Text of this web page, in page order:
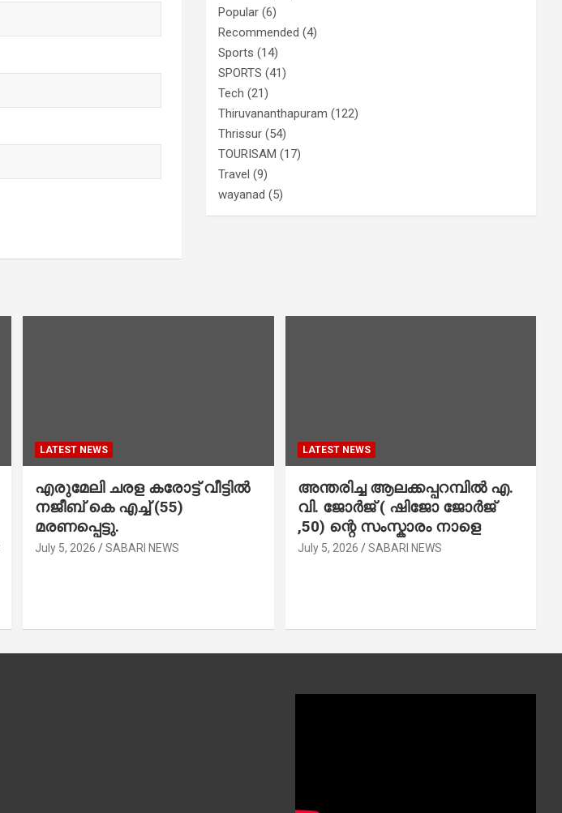
Popular (6)
Recommended (4)
Sports (14)
SPORTS (41)
Tech (21)
Thiruvananthapuram (122)
Thrissur (54)
TOURISAM (17)
Travel (9)
wayanad (5)
LATEST NEWS
എരുമേലി ചരള കരോട്ട് വീട്ടിൽ
നജീബ് കെ എച്ച് (55)
മരണപ്പെട്ടു.
July 5, 2026 SABARI NEWS
LATEST NEWS
അന്തരിച്ച ആ​ല​ക്ക​പ്പ​റമ്പിൽ​ എ.​
വി. ജോ​ർ​ജ് ( ഷിജോ ജോർജ്
,50) ന്റെ സംസ്കാരം നാളെ
July 5, 2026 SABARI NEWS